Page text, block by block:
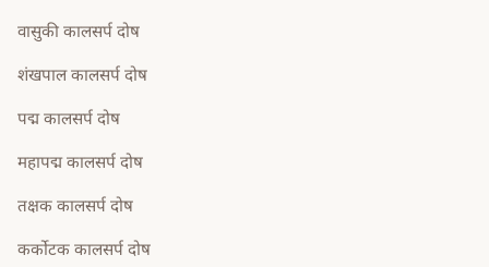
वासुकी कालसर्प दोष
शंखपाल कालसर्प दोष
पद्म कालसर्प दोष
महापद्म कालसर्प दोष
तक्षक कालसर्प दोष
कर्कोटक कालसर्प दोष